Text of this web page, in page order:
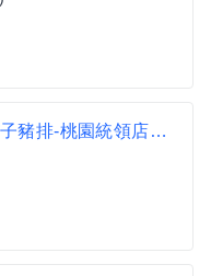
內外場兼職/計時/工讀夥伴【杏子豬排-桃園統領店】時薪$205-$250、加碼假日津貼可達時薪$217-$262